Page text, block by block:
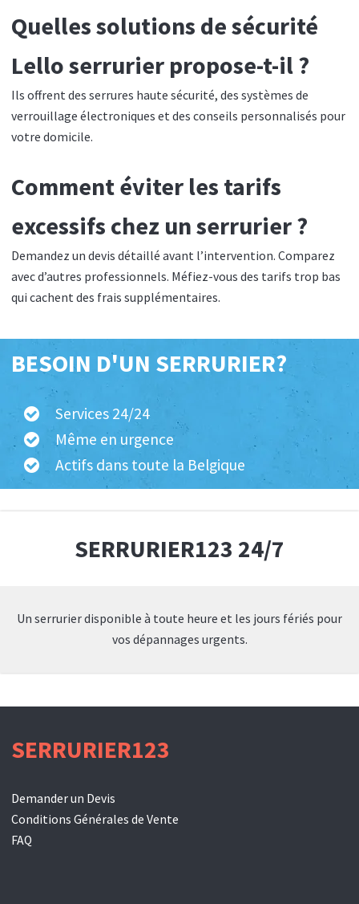
Quelles solutions de sécurité
Lello serrurier propose-t-il ?
Ils offrent des serrures haute sécurité, des systèmes de
verrouillage électroniques et des conseils personnalisés pour
votre domicile.
Comment éviter les tarifs
excessifs chez un serrurier ?
Demandez un devis détaillé avant l’intervention. Comparez
avec d’autres professionnels. Méfiez-vous des tarifs trop bas
qui cachent des frais supplémentaires.
BESOIN D'UN SERRURIER?
Services 24/24
Même en urgence
Actifs dans toute la Belgique
SERRURIER123 24/7
Un serrurier disponible à toute heure et les jours fériés pour
vos dépannages urgents.
SERRURIER123
Demander un Devis
Conditions Générales de Vente
FAQ